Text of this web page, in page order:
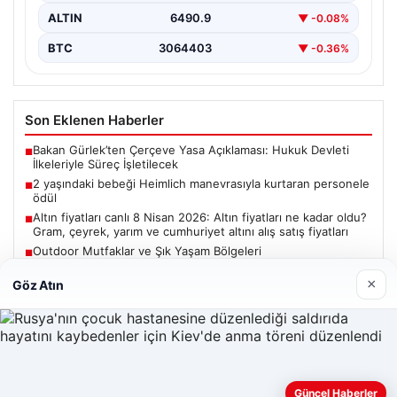
ALTIN 6490.9 ▼ -0.08%
BTC 3064403 ▼ -0.36%
Son Eklenen Haberler
■Bakan Gürlek’ten Çerçeve Yasa Açıklaması: Hukuk Devleti
İlkeleriyle Süreç İşletilecek
■2 yaşındaki bebeği Heimlich manevrasıyla kurtaran personele
ödül
■Altın fiyatları canlı 8 Nisan 2026: Altın fiyatları ne kadar oldu?
Gram, çeyrek, yarım ve cumhuriyet altını alış satış fiyatları
■Outdoor Mutfaklar ve Şık Yaşam Bölgeleri
Güncel
Göz Atın ×
Güncel Haberler